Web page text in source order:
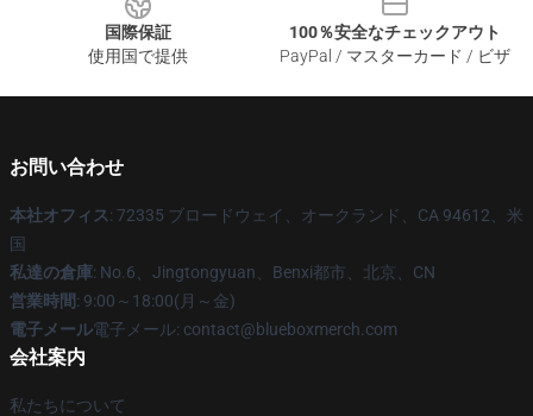
国際保証
使用国で提供
100％安全なチェックアウト
PayPal / マスターカード / ビザ
お問い合わせ
本社オフィス: 72335 ブロードウェイ、オークランド、CA 94612、米
国
私達の倉庫: No.6、Jingtongyuan、Benxi都市、北京、CN
営業時間: 9:00～18:00(月～金)
電子メール電子メール: contact@blueboxmerch.com
会社案内
私たちについて